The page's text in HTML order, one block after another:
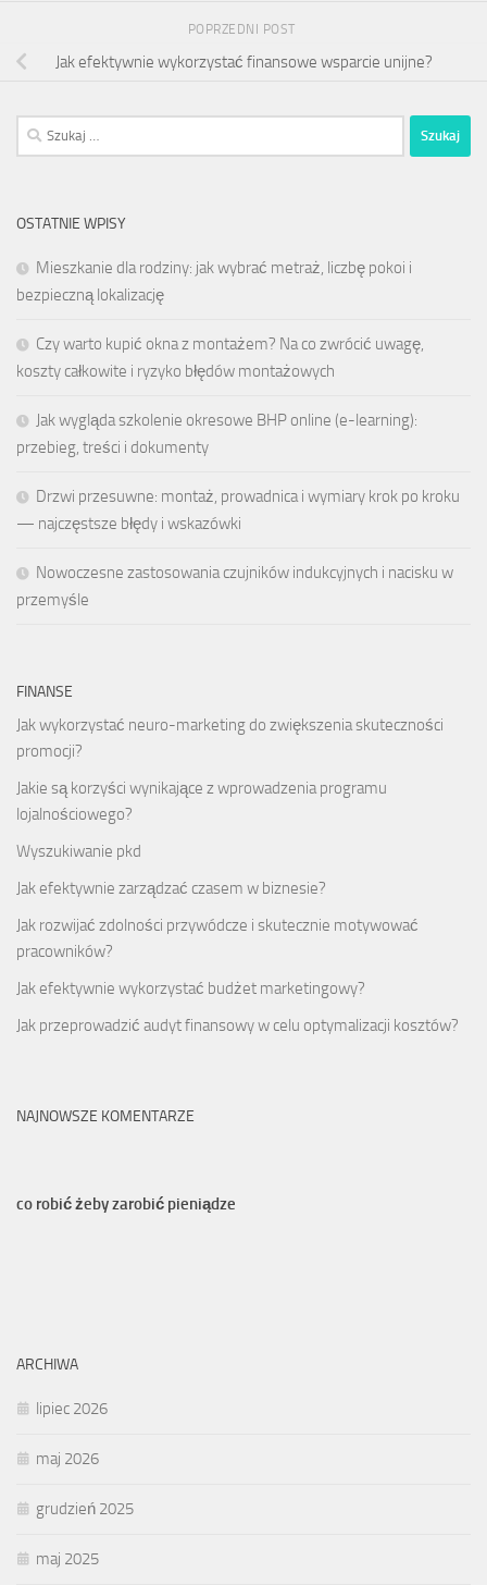
POPRZEDNI POST
Jak efektywnie wykorzystać finansowe wsparcie unijne?
Szukaj:
OSTATNIE WPISY
Mieszkanie dla rodziny: jak wybrać metraż, liczbę pokoi i
bezpieczną lokalizację
Czy warto kupić okna z montażem? Na co zwrócić uwagę,
koszty całkowite i ryzyko błędów montażowych
Jak wygląda szkolenie okresowe BHP online (e-learning):
przebieg, treści i dokumenty
Drzwi przesuwne: montaż, prowadnica i wymiary krok po kroku
— najczęstsze błędy i wskazówki
Nowoczesne zastosowania czujników indukcyjnych i nacisku w
przemyśle
FINANSE
Jak wykorzystać neuro-marketing do zwiększenia skuteczności
promocji?
Jakie są korzyści wynikające z wprowadzenia programu
lojalnościowego?
Wyszukiwanie pkd
Jak efektywnie zarządzać czasem w biznesie?
Jak rozwijać zdolności przywódcze i skutecznie motywować
pracowników?
Jak efektywnie wykorzystać budżet marketingowy?
Jak przeprowadzić audyt finansowy w celu optymalizacji kosztów?
NAJNOWSZE KOMENTARZE
co robić żeby zarobić pieniądze
ARCHIWA
lipiec 2026
maj 2026
grudzień 2025
maj 2025